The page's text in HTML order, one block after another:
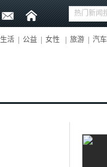
生活 公益 女性 旅游 汽车